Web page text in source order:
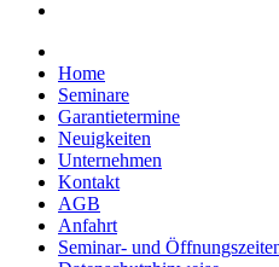
Home
Seminare
Garantietermine
Neuigkeiten
Unternehmen
Kontakt
AGB
Anfahrt
Seminar- und